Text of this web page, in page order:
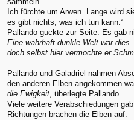
Ich fürchte um Arwen. Lange wird
es gibt nichts, was ich tun kann.“
Pallando guckte zur Seite. Es gab
Eine wahrhaft dunkle Welt war
doch selbst hier vermochte er
Pallando und Galadriel nahmen
den anderen Elben angekommen
die Ewigkeit, überlegte Pallando.
Viele weitere Verabschiedungen
Richtungen brachen die Elben auf.